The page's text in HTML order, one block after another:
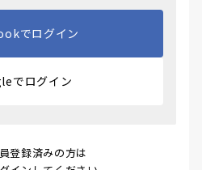
でログイン
でログイン
登録済みの方は